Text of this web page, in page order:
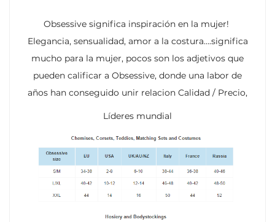
Obsessive significa inspiración en la mujer!
Elegancia, sensualidad, amor a la costura….significa
mucho para la mujer, pocos son los adjetivos que
pueden calificar a Obsessive, donde una labor de
años han conseguido unir relacion Calidad / Precio,
Líderes mundial